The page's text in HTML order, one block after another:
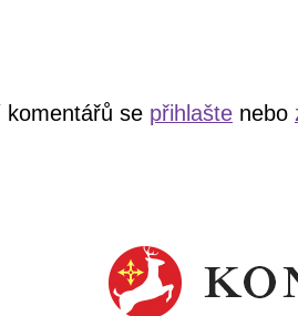
komentářů se přihlašte nebo